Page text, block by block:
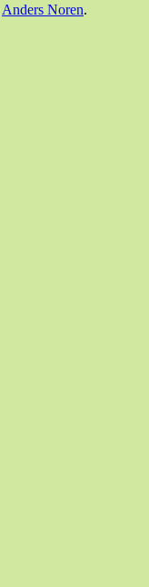
Anders Noren.